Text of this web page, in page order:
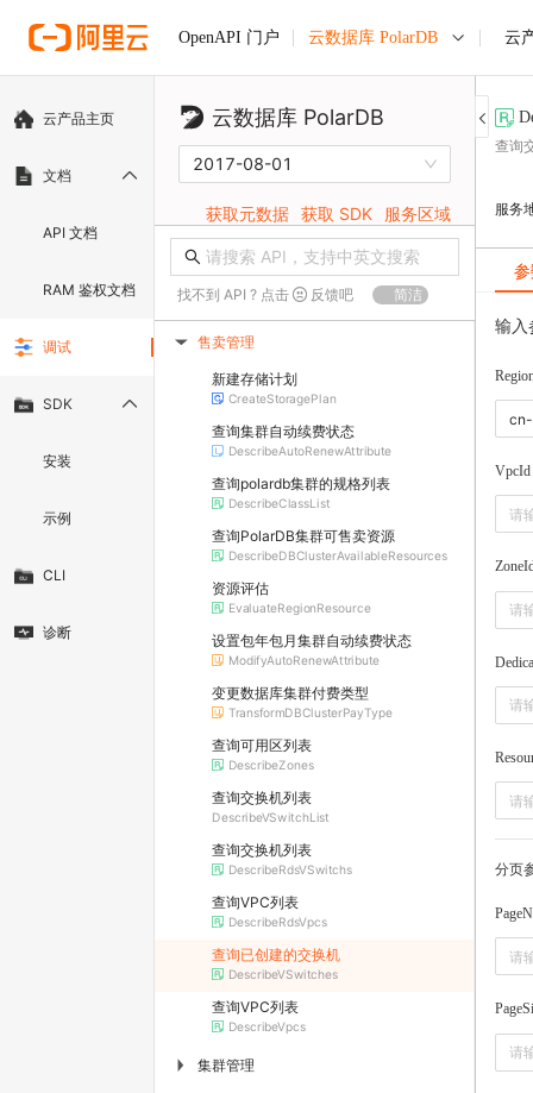
OpenAPI 门户 云数据库 PolarDB 云
云产品主页
文档
API 文档
RAM 鉴权文档
调试
SDK
安装
示例
CLI
诊断
云数据库 PolarDB
2017-08-01
获取元数据 获取 SDK 服务区域
找不到 API ? 点击 反馈吧 简洁
▶ 售卖管理
新建存储计划
CreateStoragePlan
查询集群自动续费状态
DescribeAutoRenewAttribute
查询polardb集群的规格列表
DescribeClassList
查询PolarDB集群可售卖资源
DescribeDBClusterAvailableResources
资源评估
EvaluateRegionResource
设置包年包月集群自动续费状态
ModifyAutoRenewAttribute
变更数据库集群付费类型
TransformDBClusterPayType
查询可用区列表
DescribeZones
查询交换机列表
DescribeVSwitchList
查询交换机列表
DescribeRdsVSwitchs
查询VPC列表
DescribeRdsVpcs
查询已创建的交换机
DescribeVSwitches
查询VPC列表
DescribeVpcs
▶ 集群管理
查询
服务
输入
VpcId
分页